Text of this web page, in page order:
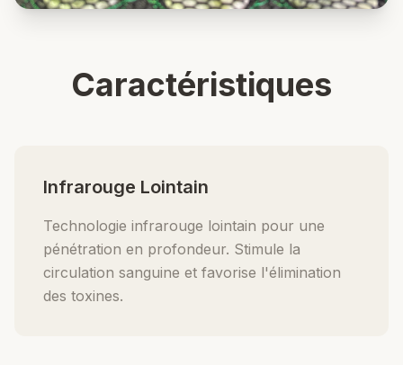
Caractéristiques
Infrarouge Lointain
Technologie infrarouge lointain pour une
pénétration en profondeur. Stimule la
circulation sanguine et favorise l'élimination
des toxines.